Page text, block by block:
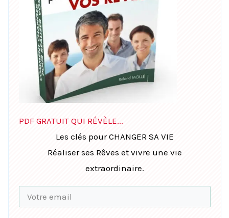
PDF GRATUIT QUI RÉVÈLE...
Les clés pour CHANGER SA VIE
Réaliser ses Rêves et vivre une vie
extraordinaire.